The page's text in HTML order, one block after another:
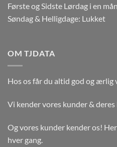
Første og Sidste Lørdag i en
Søndag & Helligdage: Lukket
OM TJDATA
Hos os får du altid god og ærlig
Vi kender vores kunder & deres
Og vores kunder kender os!
hver gang.